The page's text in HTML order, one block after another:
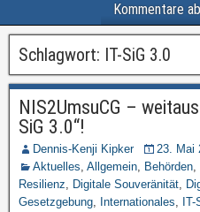
Kommentare
Schlagwort: IT-SiG 3.0
NIS2UmsuCG –
SiG 3.0“!
Dennis-Kenji Kipker
23. Mai
Aktuelles, Allgemein, Behörden,
Resilienz, Digitale Souveränität,
Gesetzgebung, Internationales,